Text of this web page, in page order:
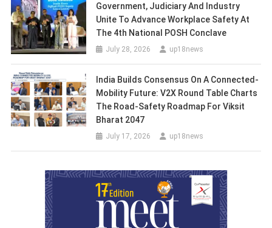
Government, Judiciary And Industry
Unite To Advance Workplace Safety At
The 4th National POSH Conclave
July 28, 2026 up18news
India Builds Consensus On A Connected-
Mobility Future: V2X Round Table Charts
The Road-Safety Roadmap For Viksit
Bharat 2047
July 17, 2026 up18news